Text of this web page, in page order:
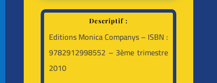
Descriptif :
Editions Monica Companys – ISBN :
9782912998552 – 3ème trimestre
2010